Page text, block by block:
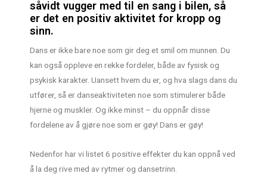
såvidt vugger med til en sang i bilen, så
er det en positiv aktivitet for kropp og
sinn.
Dans er ikke bare noe som gir deg et smil om munnen. Du
kan også oppleve en rekke fordeler, både av fysisk og
psykisk karakter. Uansett hvem du er, og hva slags dans du
utfører, så er danseaktiviteten noe som stimulerer både
hjerne og muskler. Og ikke minst – du oppnår disse
fordelene av å gjøre noe som er gøy! Dans er gøy!
Nedenfor har vi listet 6 positive effekter du kan oppnå ved
å la deg rive med av rytmer og dansetrinn.